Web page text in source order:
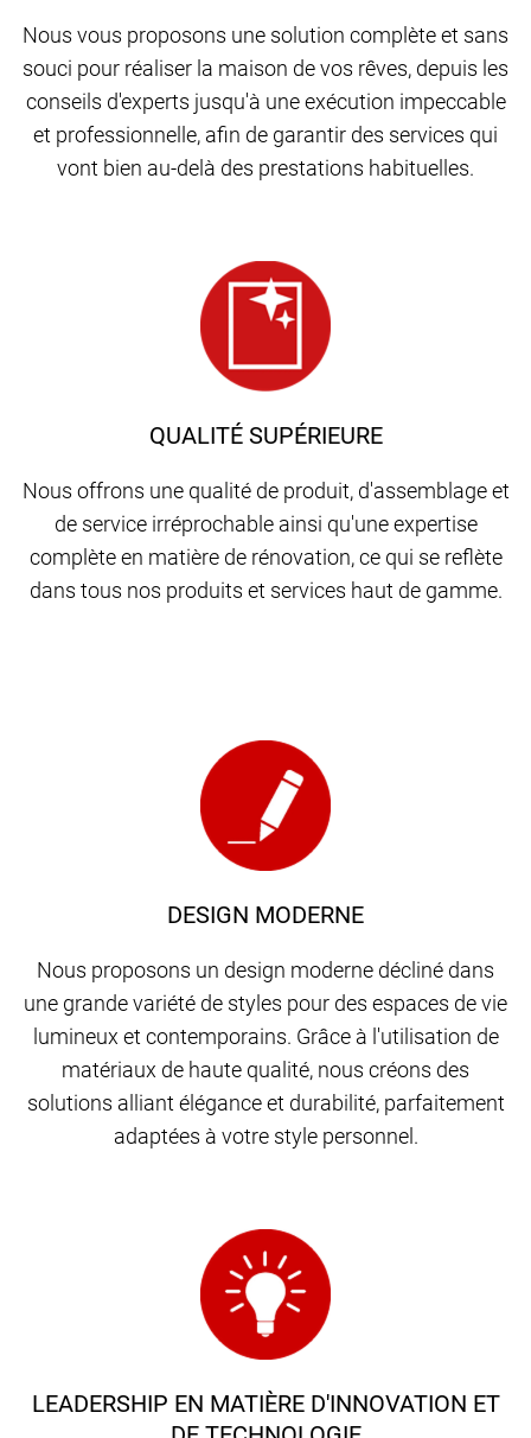
QUALITÉ SUPÉRIEURE
Nous offrons une qualité de produit, d'assemblage et
de service irréprochable ainsi qu'une expertise
complète en matière de rénovation, ce qui se reflète
dans tous nos produits et services haut de gamme.
Nous vous proposons une solution complète et sans
souci pour réaliser la maison de vos rêves, depuis les
conseils d'experts jusqu'à une exécution impeccable
et professionnelle, afin de garantir des services qui
vont bien au-delà des prestations habituelles.
DESIGN MODERNE
Nous proposons un design moderne décliné dans
une grande variété de styles pour des espaces de vie
lumineux et contemporains. Grâce à l'utilisation de
matériaux de haute qualité, nous créons des
solutions alliant élégance et durabilité, parfaitement
adaptées à votre style personnel.
LEADERSHIP EN MATIÈRE D'INNOVATION ET